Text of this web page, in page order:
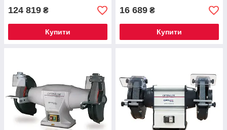
124 819 ₴
Купити
16 689 ₴
Купити